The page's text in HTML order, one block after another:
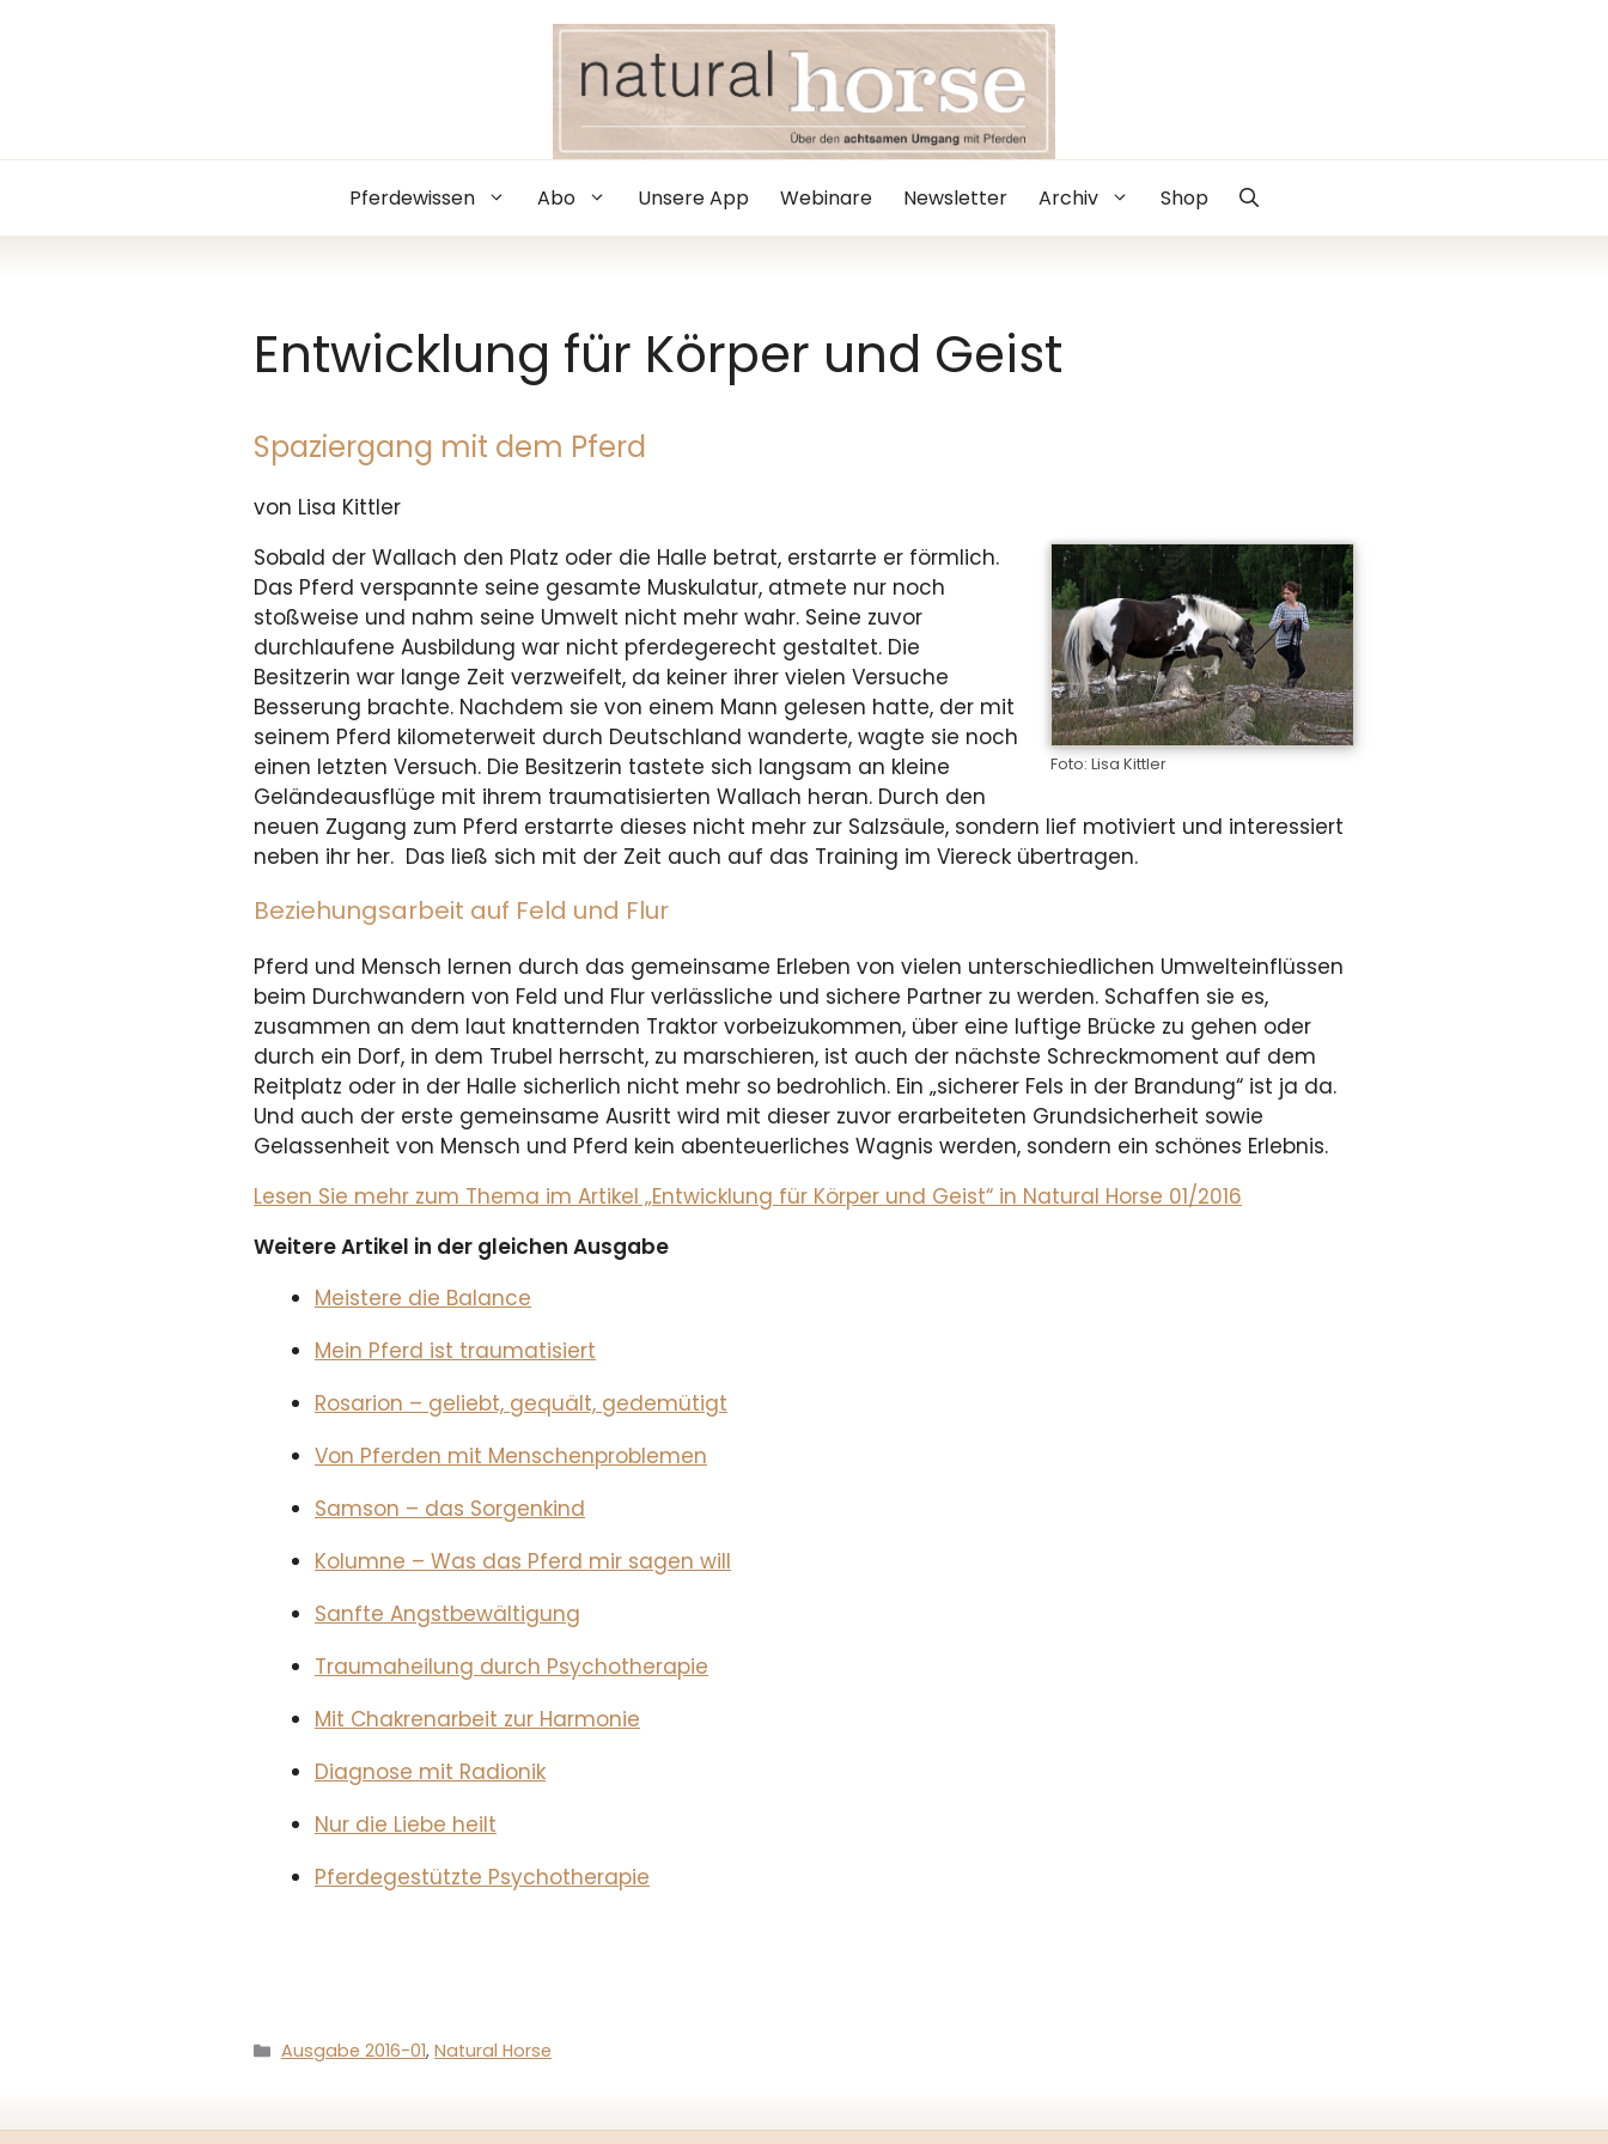
Pferdewissen Abo Unsere App Webinare Newsletter Archiv Shop
Entwicklung für Körper und Geist
Spaziergang mit dem Pferd
von Lisa Kittler
Foto: Lisa Kittler
Sobald der Wallach den Platz oder die Halle betrat, erstarrte er förmlich.
Das Pferd verspannte seine gesamte Muskulatur, atmete nur noch
stoßweise und nahm seine Umwelt nicht mehr wahr. Seine zuvor
durchlaufene Ausbildung war nicht pferdegerecht gestaltet. Die
Besitzerin war lange Zeit verzweifelt, da keiner ihrer vielen Versuche
Besserung brachte. Nachdem sie von einem Mann gelesen hatte, der mit
seinem Pferd kilometerweit durch Deutschland wanderte, wagte sie noch
einen letzten Versuch. Die Besitzerin tastete sich langsam an kleine
Geländeausflüge mit ihrem traumatisierten Wallach heran. Durch den
neuen Zugang zum Pferd erstarrte dieses nicht mehr zur Salzsäule, sondern lief motiviert und interessiert
neben ihr her. Das ließ sich mit der Zeit auch auf das Training im Viereck übertragen.
Beziehungsarbeit auf Feld und Flur
Pferd und Mensch lernen durch das gemeinsame Erleben von vielen unterschiedlichen Umwelteinflüssen
beim Durchwandern von Feld und Flur verlässliche und sichere Partner zu werden. Schaffen sie es,
zusammen an dem laut knatternden Traktor vorbeizukommen, über eine luftige Brücke zu gehen oder
durch ein Dorf, in dem Trubel herrscht, zu marschieren, ist auch der nächste Schreckmoment auf dem
Reitplatz oder in der Halle sicherlich nicht mehr so bedrohlich. Ein „sicherer Fels in der Brandung“ ist ja da.
Und auch der erste gemeinsame Ausritt wird mit dieser zuvor erarbeiteten Grundsicherheit sowie
Gelassenheit von Mensch und Pferd kein abenteuerliches Wagnis werden, sondern ein schönes Erlebnis.
Lesen Sie mehr zum Thema im Artikel „Entwicklung für Körper und Geist“ in Natural Horse 01/2016
Weitere Artikel in der gleichen Ausgabe
Meistere die Balance
Mein Pferd ist traumatisiert
Rosarion – geliebt, gequält, gedemütigt
Von Pferden mit Menschenproblemen
Samson – das Sorgenkind
Kolumne – Was das Pferd mir sagen will
Sanfte Angstbewältigung
Traumaheilung durch Psychotherapie
Mit Chakrenarbeit zur Harmonie
Diagnose mit Radionik
Nur die Liebe heilt
Pferdegestützte Psychotherapie
Kategorien
Ausgabe 2016-01,Natural Horse